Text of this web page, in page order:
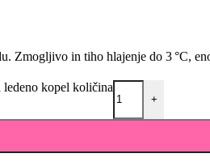
Zmogljivo in tiho hlajenje do 3 °C,
kopel količina
+